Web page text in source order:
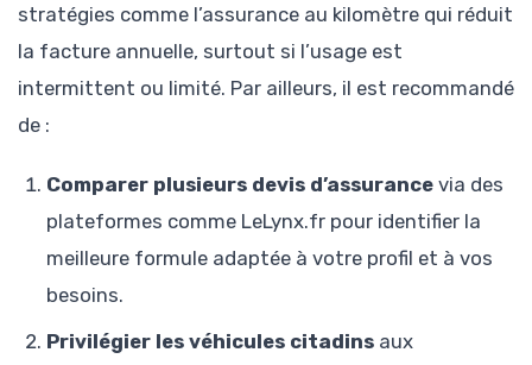
stratégies comme l’assurance au kilomètre qui réduit
la facture annuelle, surtout si l’usage est
intermittent ou limité. Par ailleurs, il est recommandé
de :
Comparer plusieurs devis d’assurance via des
plateformes comme LeLynx.fr pour identifier la
meilleure formule adaptée à votre profil et à vos
besoins.
Privilégier les véhicules citadins aux